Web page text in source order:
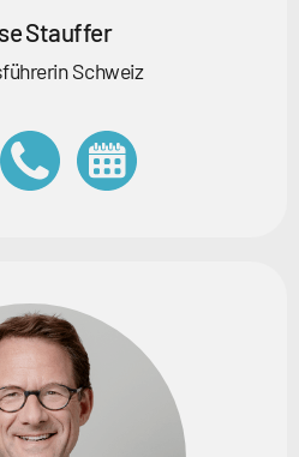
Stauffer
Schweiz